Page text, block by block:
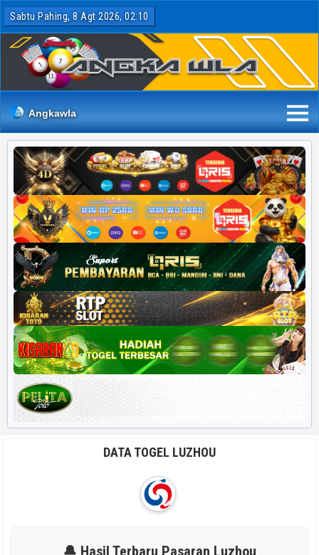
Sabtu Pahing, 8 Agt 2026, 02:10
Angkawla
DATA TOGEL LUZHOU